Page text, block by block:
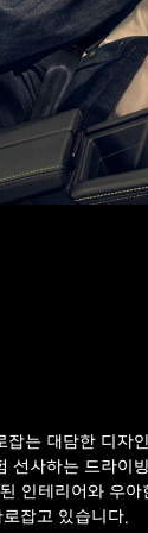
잡는 대담한 디자
선사하는 드라이
인테리어와 우아
잡고 있습니다.